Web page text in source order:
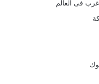
فى العالم